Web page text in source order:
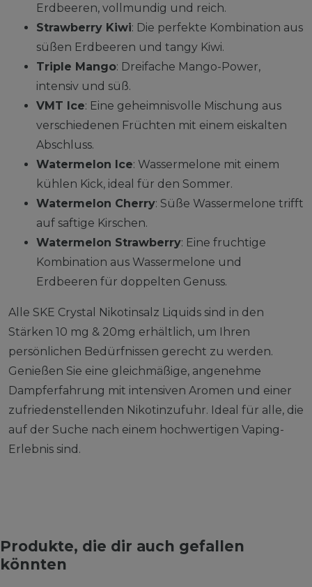
Erdbeeren, vollmundig und reich.
Strawberry Kiwi: Die perfekte Kombination aus
süßen Erdbeeren und tangy Kiwi.
Triple Mango: Dreifache Mango-Power,
intensiv und süß.
VMT Ice: Eine geheimnisvolle Mischung aus
verschiedenen Früchten mit einem eiskalten
Abschluss.
Watermelon Ice: Wassermelone mit einem
kühlen Kick, ideal für den Sommer.
Watermelon Cherry: Süße Wassermelone trifft
auf saftige Kirschen.
Watermelon Strawberry: Eine fruchtige
Kombination aus Wassermelone und
Erdbeeren für doppelten Genuss.
Alle SKE Crystal Nikotinsalz Liquids sind in den
Stärken 10 mg & 20mg erhältlich, um Ihren
persönlichen Bedürfnissen gerecht zu werden.
Genießen Sie eine gleichmäßige, angenehme
Dampferfahrung mit intensiven Aromen und einer
zufriedenstellenden Nikotinzufuhr. Ideal für alle, die
auf der Suche nach einem hochwertigen Vaping-
Erlebnis sind.
Produkte, die dir auch gefallen
könnten